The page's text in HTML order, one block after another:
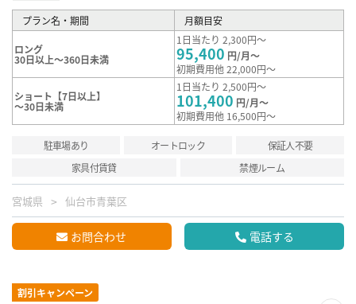
プラン名・期間 月額目安
ロング
30日以上～360日未満
1日当たり 2,300円～
95,400 円/月～
初期費用他 22,000円～
ショート【7日以上】
～30日未満
1日当たり 2,500円～
101,400 円/月～
初期費用他 16,500円～
駐車場あり オートロック
保証人不要
家具付賃貸
禁煙ルーム
宮城県 仙台市青葉区
お問合わせ 電話する
割引キャンペーン